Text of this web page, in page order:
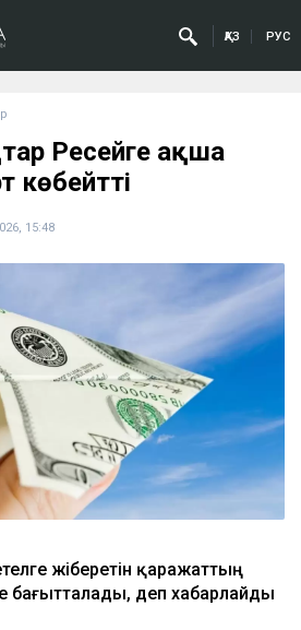
ҚАЗ РУС
Ресейге ақша
көбейтті
15:48
жіберетін қаражаттың
бағытталады, деп хабарлайды